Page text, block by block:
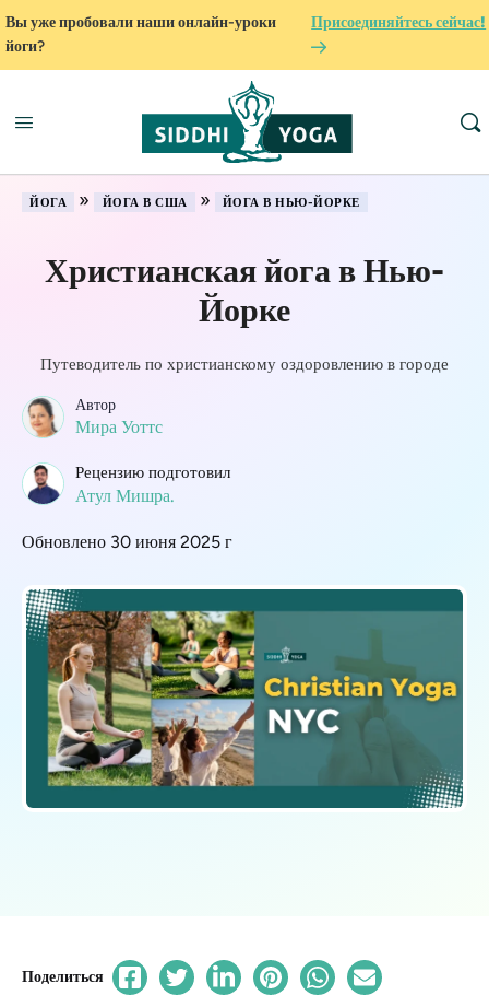
Вы уже пробовали наши онлайн-уроки
йоги?
Присоединяйтесь сейчас!
ЙОГА » ЙОГА В США » ЙОГА В НЬЮ-ЙОРКЕ
Христианская йога в Нью-
Йорке
Путеводитель по христианскому оздоровлению в городе
Автор
Мира Уоттс
Рецензию подготовил
Атул Мишра.
Обновлено 30 июня 2025 г
Поделиться